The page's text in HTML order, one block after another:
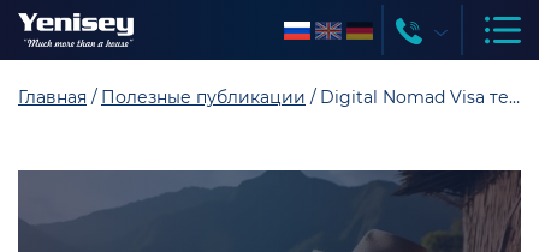
Главная Полезные публикации Digital Nomad Visa теперь доступна в Турции